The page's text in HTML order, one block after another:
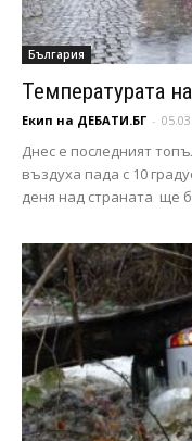
България
Температурата
Екип на ДЕБАТИ.БГ -
Днес е последният
въздуха пада с 10
деня над страната ще